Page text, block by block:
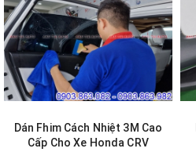
Dán Fhim Cách Nhiệt 3M Cao
Cấp Cho Xe Honda CRV